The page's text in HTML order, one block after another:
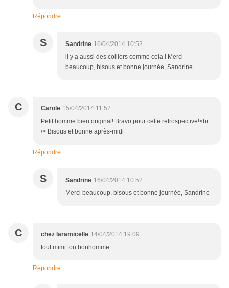
Répondre
S Sandrine 16/04/2014 10:52
il y a aussi des colliers comme cela ! Merci
beaucoup, bisous et bonne journée, Sandrine
C Carole 15/04/2014 11:52
Petit homme bien original! Bravo pour cette retrospective!<br
/> Bisous et bonne après-midi
Répondre
S Sandrine 16/04/2014 10:52
Merci beaucoup, bisous et bonne journée, Sandrine
C chez laramicelle 14/04/2014 19:09
tout mimi ton bonhomme
Répondre